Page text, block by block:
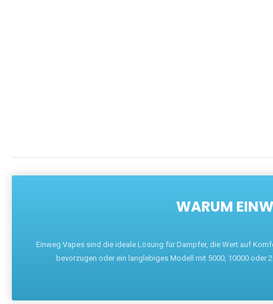
WARUM
Einweg Vapes sind die ideale Lösung für Dampfer, die Wert auf
bevorzugen oder ein langlebiges Modell mit 5000, 10000